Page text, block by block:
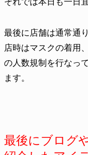
最後に店舗は通常通
店時はマスクの着用
の人数規制を行なっ
ます。
最後にブログ